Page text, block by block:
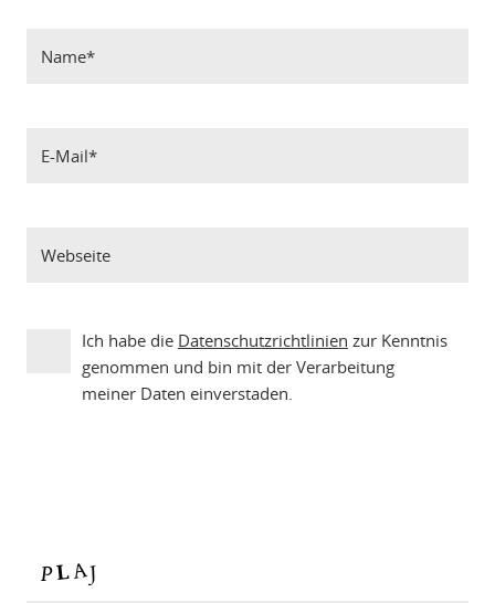
Ich habe die Datenschutzrichtlinien zur Kenntnis
genommen und bin mit der Verarbeitung
meiner Daten einverstaden.